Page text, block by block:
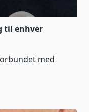
til enhver
med